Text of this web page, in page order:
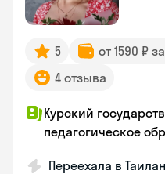
5 от 1590 ₽
4 отзыва
Курский
педагогическое
Переехала в